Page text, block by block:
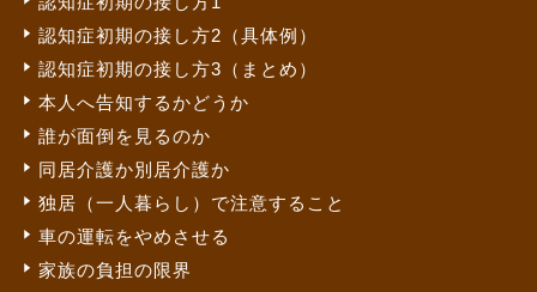
認知症初期の接し方2（具体例）
認知症初期の接し方3（まとめ）
本人へ告知するかどうか
誰が面倒を見るのか
同居介護か別居介護か
独居（一人暮らし）で注意すること
車の運転をやめさせる
家族の負担の限界